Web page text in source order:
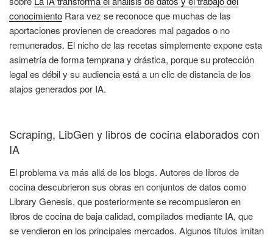
conocimiento Rara vez se reconoce que muchas de las
aportaciones provienen de creadores mal pagados o no
remunerados. El nicho de las recetas simplemente expone esta
asimetría de forma temprana y drástica, porque su protección
legal es débil y su audiencia está a un clic de distancia de los
atajos generados por IA.
Scraping, LibGen y libros de cocina elaborados con
IA
El problema va más allá de los blogs. Autores de libros de
cocina descubrieron sus obras en conjuntos de datos como
Library Genesis, que posteriormente se recompusieron en
libros de cocina de baja calidad, compilados mediante IA, que
se vendieron en los principales mercados. Algunos títulos imitan